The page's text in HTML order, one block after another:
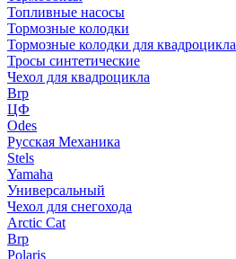
Топливные насосы
Тормозные колодки
Тормозные колодки для квадроцикла
Тросы синтетические
Чехол для квадроцикла
Brp
ЦФ
Odes
Русская Механика
Stels
Yamaha
Универсальный
Чехол для снегохода
Arctic Cat
Brp
Polaris